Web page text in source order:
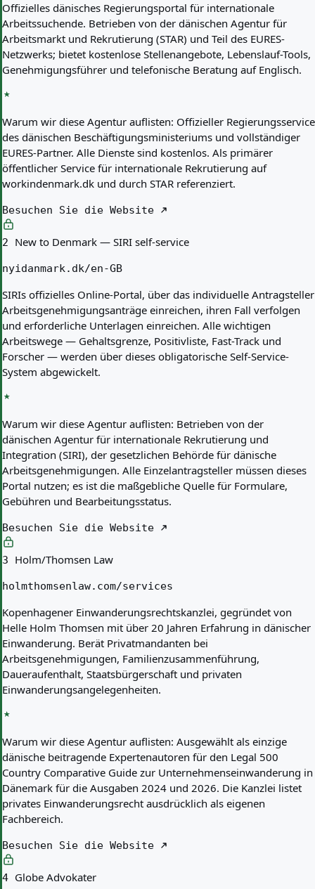
Offizielles dänisches Regierungsportal für internationale
Arbeitssuchende. Betrieben von der dänischen Agentur für
Arbeitsmarkt und Rekrutierung (STAR) und Teil des EURES-
Netzwerks; bietet kostenlose Stellenangebote, Lebenslauf-Tools,
Genehmigungsführer und telefonische Beratung auf Englisch.
Warum wir diese Agentur auflisten: Offizieller Regierungsservice
des dänischen Beschäftigungsministeriums und vollständiger
EURES-Partner. Alle Dienste sind kostenlos. Als primärer
öffentlicher Service für internationale Rekrutierung auf
workindenmark.dk und durch STAR referenziert.
Besuchen Sie die Website
2 New to Denmark — SIRI self-service
nyidanmark.dk/en-GB
SIRIs offizielles Online-Portal, über das individuelle Antragsteller
Arbeitsgenehmigungsanträge einreichen, ihren Fall verfolgen
und erforderliche Unterlagen einreichen. Alle wichtigen
Arbeitswege — Gehaltsgrenze, Positivliste, Fast-Track und
Forscher — werden über dieses obligatorische Self-Service-
System abgewickelt.
Warum wir diese Agentur auflisten: Betrieben von der
dänischen Agentur für internationale Rekrutierung und
Integration (SIRI), der gesetzlichen Behörde für dänische
Arbeitsgenehmigungen. Alle Einzelantragsteller müssen dieses
Portal nutzen; es ist die maßgebliche Quelle für Formulare,
Gebühren und Bearbeitungsstatus.
Besuchen Sie die Website
3 Holm/Thomsen Law
holmthomsenlaw.com/services
Kopenhagener Einwanderungsrechtskanzlei, gegründet von
Helle Holm Thomsen mit über 20 Jahren Erfahrung in dänischer
Einwanderung. Berät Privatmandanten bei
Arbeitsgenehmigungen, Familienzusammenführung,
Daueraufenthalt, Staatsbürgerschaft und privaten
Einwanderungsangelegenheiten.
Warum wir diese Agentur auflisten: Ausgewählt als einzige
dänische beitragende Expertenautoren für den Legal 500
Country Comparative Guide zur Unternehmenseinwanderung in
Dänemark für die Ausgaben 2024 und 2026. Die Kanzlei listet
privates Einwanderungsrecht ausdrücklich als eigenen
Fachbereich.
Besuchen Sie die Website
4 Globe Advokater